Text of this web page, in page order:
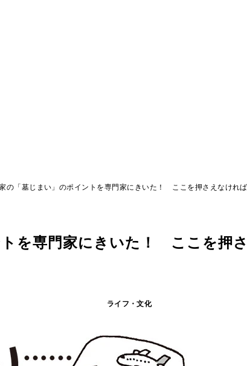
の「墓じまい」のポイントを専門家にきいた！ ここを押さえなけれ
を専門家にきいた！ ここを押
ライフ・文化